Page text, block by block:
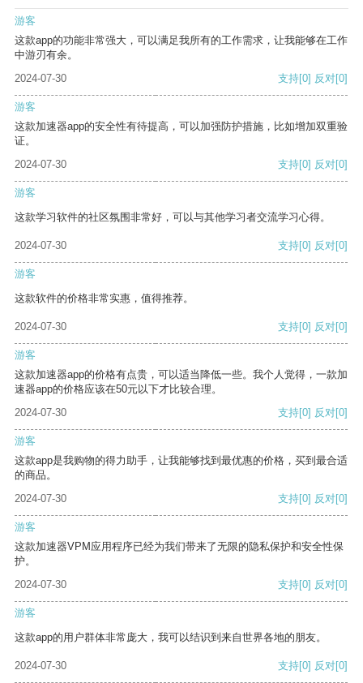
游客
这款app的功能非常强大，可以满足我所有的工作需求，让我能够在工作
中游刃有余。
2024-07-30
支持[0] 反对[0]
游客
这款加速器app的安全性有待提高，可以加强防护措施，比如增加双重验
证。
2024-07-30
支持[0] 反对[0]
游客
这款学习软件的社区氛围非常好，可以与其他学习者交流学习心得。
2024-07-30 支持[0] 反对[0]
游客
这款软件的价格非常实惠，值得推荐。
2024-07-30 支持[0] 反对[0]
游客
这款加速器app的价格有点贵，可以适当降低一些。我个人觉得，一款加
速器app的价格应该在50元以下才比较合理。
2024-07-30
支持[0] 反对[0]
游客
这款app是我购物的得力助手，让我能够找到最优惠的价格，买到最合适
的商品。
2024-07-30
支持[0] 反对[0]
游客
这款加速器VPM应用程序已经为我们带来了无限的隐私保护和安全性保
护。
2024-07-30
支持[0] 反对[0]
游客
这款app的用户群体非常庞大，我可以结识到来自世界各地的朋友。
2024-07-30 支持[0] 反对[0]